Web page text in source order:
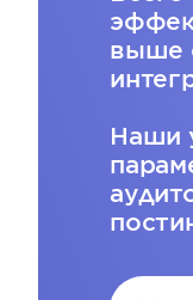
выше
Наши